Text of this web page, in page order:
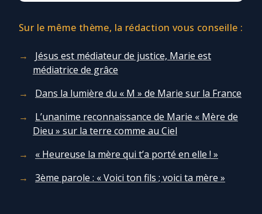
Sur le même thème, la rédaction vous conseille :
Jésus est médiateur de justice, Marie est
médiatrice de grâce
Dans la lumière du « M » de Marie sur la France
L’unanime reconnaissance de Marie « Mère de
Dieu » sur la terre comme au Ciel
« Heureuse la mère qui t’a porté en elle ! »
3ème parole : « Voici ton fils ; voici ta mère »